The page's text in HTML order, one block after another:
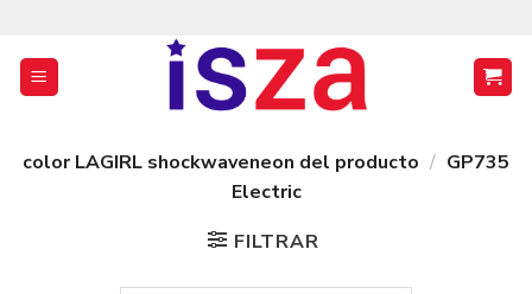
contenido
color LAGIRL shockwaveneon del producto / GP735
Electric
FILTRAR